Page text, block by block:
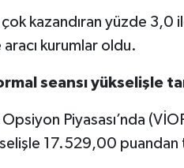
kazandıran yüzde 3,0
kurumlar oldu.
seansı yükselişle
Piyasası’nda
17.529,00 puandan